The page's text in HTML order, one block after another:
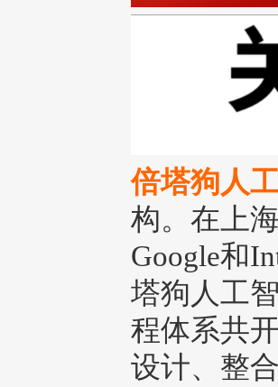
倍塔狗人
构。在上
Google和
塔狗人工
程体系共
设计、整